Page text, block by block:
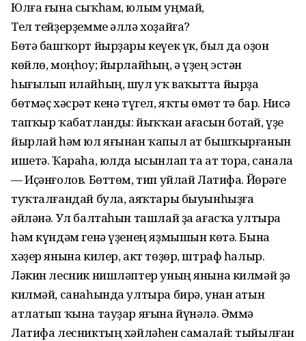
Юлға ғына сыҡһам, юлым уңмай,
Тел тейҙерҙемме әллә хоҙайға?
Бөтә башҡорт йырҙары кеүек үк, был да оҙон
көйлө, моңһоу; йырлайһың, ә үҙең эстән
һығылып илайһың, шул уҡ ваҡытта йырҙа
бөтмәҫ хәсрәт кенә түгел, яҡты өмөт тә бар. Нисә
тапҡыр ҡабатланды: йыҡҡан ағасын ботай, үҙе
йырлай һәм юл яғынан ҡапыл ат бышҡырғанын
ишетә. Ҡараһа, юлда ысынлап та ат тора, санала
— Иҫәнғолов. Бөттөм, тип уйлай Латифа. Йөрәге
туҡталғандай була, аяҡтары быуынһыҙға
әйләнә. Ул балтаһын ташлай ҙа ағасҡа ултыра
һәм күндәм генә үҙенең яҙмышын көтә. Бына
хәҙер янына килер, акт төҙөр, штраф һалыр.
Ләкин лесник нишләптер уның янына килмәй ҙә
килмәй, санаһында ултыра бирә, унан атын
атлатып ҡына тауҙар яғына йүнәлә. Әммә
Латифа лесниктың хәйләһен самалай: тыйылған